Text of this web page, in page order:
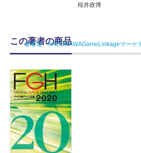
桜井政博
この著者の商品
著者名「KADOKAWAGameLinkageマーケ